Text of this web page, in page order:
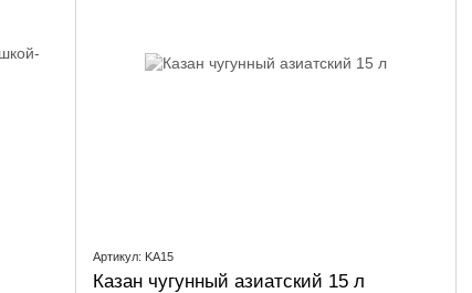
Артикул: KA15
Казан чугунный азиатский 15 л